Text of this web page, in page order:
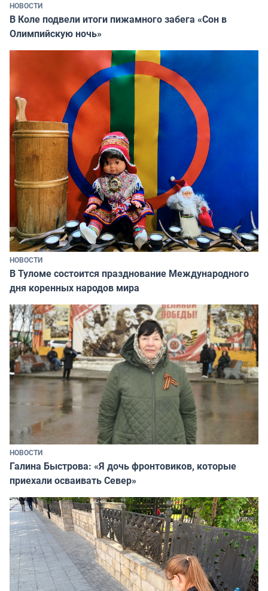
НОВОСТИ
В Коле подвели итоги пижамного забега «Сон в
Олимпийскую ночь»
НОВОСТИ
В Туломе состоится празднование Международного
дня коренных народов мира
НОВОСТИ
Галина Быстрова: «Я дочь фронтовиков, которые
приехали осваивать Север»